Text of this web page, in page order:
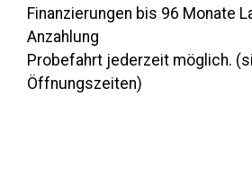
Finanzierungen bis 96 Monate
Anzahlung
Probefahrt jederzeit möglich.
Öffnungszeiten)